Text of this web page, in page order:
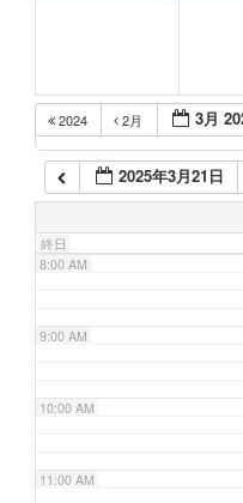
2024 2月 3月
2025年3月21日
終日
6:00 AM
7:00 AM
8:00 AM
9:00 AM
10:00 AM
11:00 AM